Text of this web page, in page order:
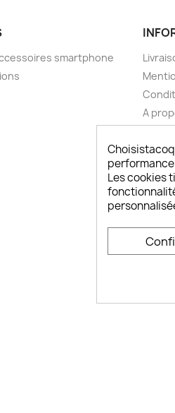
smartphone
A
FAQ
Plan
Les cookies